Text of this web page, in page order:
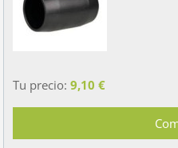
Tu precio: 9,10 €